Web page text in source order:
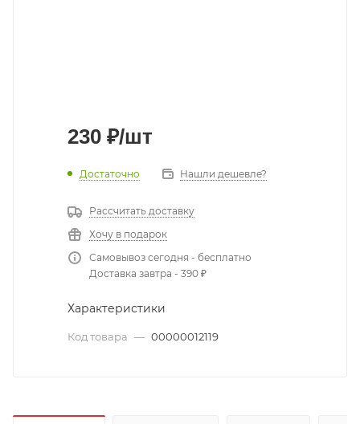
230 ₽/шт
Достаточно Нашли дешевле?
Рассчитать доставку
Хочу в подарок
Самовывоз сегодня - бесплатно
Доставка завтра - 390 ₽
Характеристики
Код товара — 00000012119